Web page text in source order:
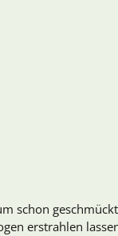
schon
erstrahlen